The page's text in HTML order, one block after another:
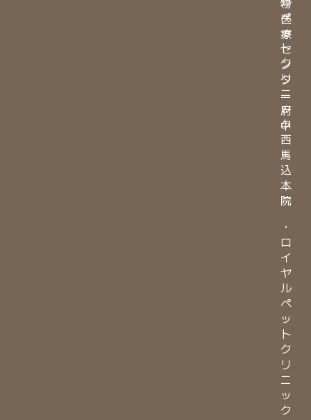
ペ
ッ
ト
ク
リ
ニ
ッ
ク
西
馬
込
本
院
・
ロ
イ
ヤ
ル
ペ
ッ
ト
ク
リ
ニ
ッ
ク
医
療
セ
ン
タ
ー
府
中